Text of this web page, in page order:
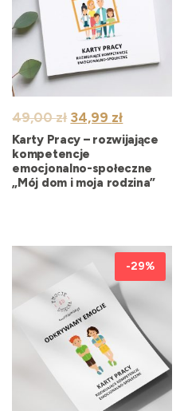
49,00zł Pierwotna
cena
wynosiła:
49,00 zł.
34,99 złAktualna
cena
wynosi:
34,99 zł.
Karty Pracy – rozwijające
kompetencje
emocjonalno-społeczne
„Mój dom i moja rodzina”
-29%